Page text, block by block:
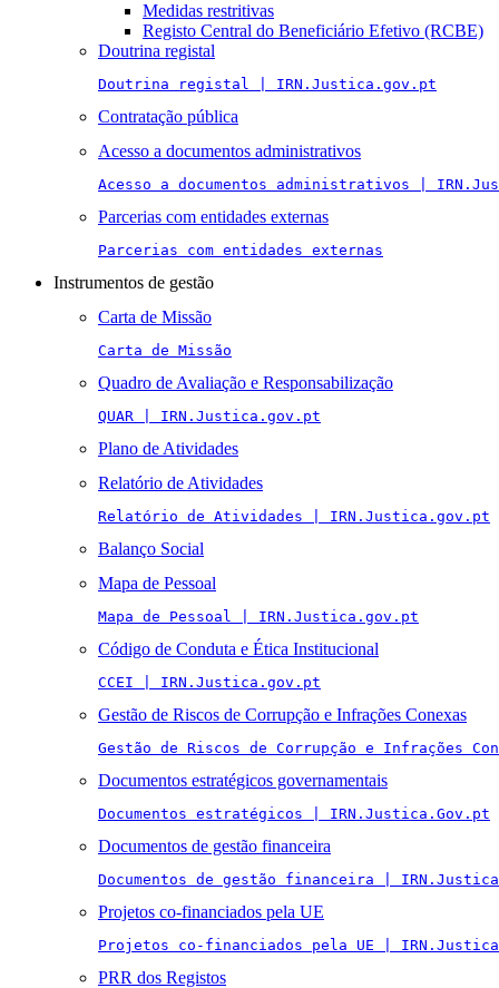
Medidas restritivas
Registo Central do Beneficiário Efetivo (RCBE)
Doutrina registal
Doutrina registal | IRN.Justica.gov.pt
Contratação pública
Acesso a documentos administrativos
Acesso a documentos administrativos |
Parcerias com entidades externas
Parcerias com entidades externas
Instrumentos de gestão
Carta de Missão
Carta de Missão
Quadro de Avaliação e Responsabilização
QUAR | IRN.Justica.gov.pt
Plano de Atividades
Relatório de Atividades
Relatório de Atividades | IRN.Justica.gov.pt
Balanço Social
Mapa de Pessoal
Mapa de Pessoal | IRN.Justica.gov.pt
Código de Conduta e Ética Institucional
CCEI | IRN.Justica.gov.pt
Gestão de Riscos de Corrupção e Infrações Conexas
Gestão de Riscos de Corrupção e Infrações
Documentos estratégicos governamentais
Documentos estratégicos | IRN.Justica.Gov.pt
Documentos de gestão financeira
Documentos de gestão financeira |
Projetos co-financiados pela UE
Projetos co-financiados pela UE |
PRR dos Registos